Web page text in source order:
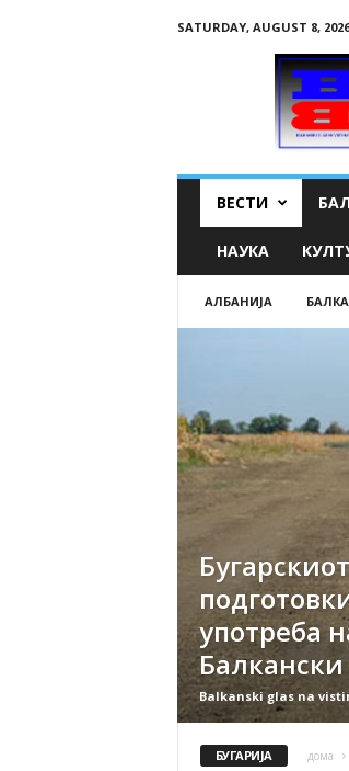
SATURDAY, AUGUST 8, 2026
s
i
s
t
i
n
ВЕСТИ
НАУКА
АЛБАНИЈА
употреба
Балкански
Balkanski glas na
БУГАРИЈА дома